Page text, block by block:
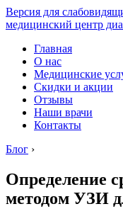
Версия для
медицинский центр
Главная
О нас
Медицинские
Скидки и акции
Отзывы
Наши врачи
Контакты
Блог ›
Определение
методом УЗИ